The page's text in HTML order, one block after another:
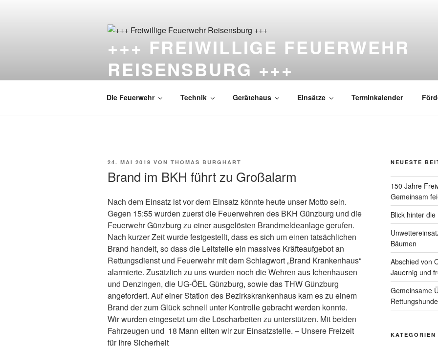
+++ FREIWILLIGE FEUERWEHR
REISENSBURG +++
Die Feuerwehr Technik Gerätehaus Einsätze Terminkalender
VERÖFFENTLICHT
24. MAI 2019 VON THOMAS BURGHART
Brand im BKH führt zu Großalarm
Nach dem Einsatz ist vor dem Einsatz könnte heute unser Motto sein.
Gegen 15:55 wurden zuerst die Feuerwehren des BKH Günzburg und die
Feuerwehr Günzburg zu einer ausgelösten Brandmeldeanlage gerufen.
Nach kurzer Zeit wurde festgestellt, dass es sich um einen tatsächlichen
Brand handelt, so dass die Leitstelle ein massives Kräfteaufgebot an
Rettungsdienst und Feuerwehr mit dem Schlagwort „Brand Krankenhaus“
alarmierte. Zusätzlich zu uns wurden noch die Wehren aus Ichenhausen
und Denzingen, die UG-ÖEL Günzburg, sowie das THW Günzburg
angefordert. Auf einer Station des Bezirkskrankenhaus kam es zu einem
Brand der zum Glück schnell unter Kontrolle gebracht werden konnte.
Wir wurden eingesetzt um die Löscharbeiten zu unterstützen. Mit beiden
Fahrzeugen und 18 Mann eilten wir zur Einsatzstelle. – Unsere Freizeit
für Ihre Sicherheit
NEUESTE
150 Jahre
Gemeinsam
Blick hinter
Bäumen
Abschied von
Jauernig und
Gemeinsame
KATEGORIEN